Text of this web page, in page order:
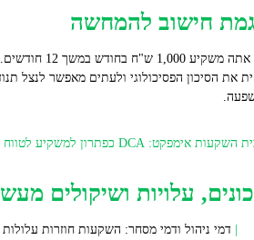
חישוב להמחשה
את הסיכון הפסיכולוגי ולעתים מאפשר לנצל
עלויות ושיקולים
דמי ניהול ודמי מסחר: השקעות חוזרות